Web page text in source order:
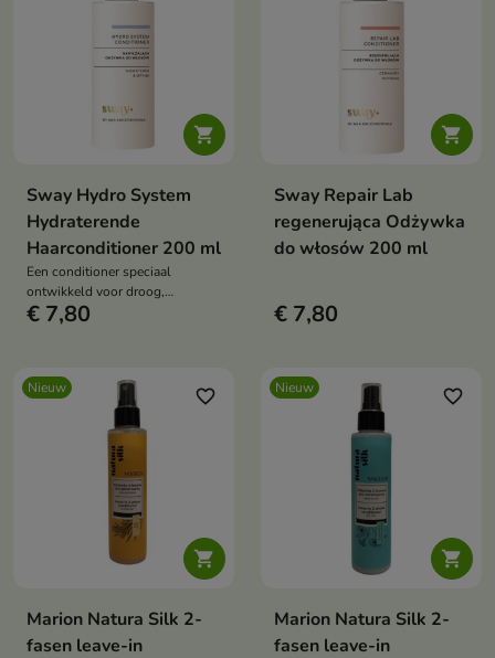

Sway Hydro System
Hydraterende
Haarconditioner 200 ml
Een conditioner speciaal
ontwikkeld voor droog,
uitgedroogd en dof haar.
€ 7,80

Sway Repair Lab
regenerująca Odżywka
do włosów 200 ml
€ 7,80
Nieuw

favorite_border
Marion Natura Silk 2-
fasen leave-in
Nieuw

favorite_border
Marion Natura Silk 2-
fasen leave-in